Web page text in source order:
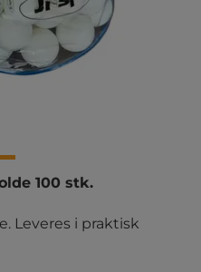
100 stk.
Leveres i praktisk